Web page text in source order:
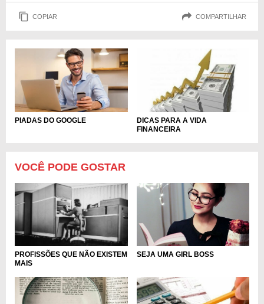
COPIAR COMPARTILHAR
PIADAS DO GOOGLE
DICAS PARA A VIDA
FINANCEIRA
VOCÊ PODE GOSTAR
PROFISSÕES QUE NÃO EXISTEM
MAIS
SEJA UMA GIRL BOSS